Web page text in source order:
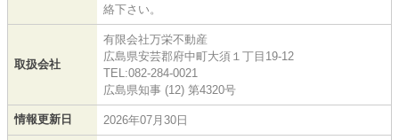
絡下さい。
取扱会社
有限会社万栄不動産
広島県安芸郡府中町大須１丁目19-12
TEL:082-284-0021
広島県知事 (12) 第4320号
情報更新日 2026年07月30日